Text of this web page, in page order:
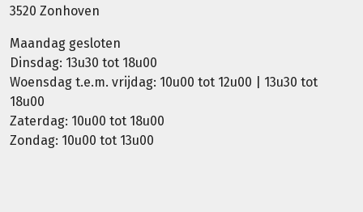
3520 Zonhoven
Maandag gesloten
Dinsdag: 13u30 tot 18u00
Woensdag t.e.m. vrijdag: 10u00 tot 12u00 | 13u30 tot
18u00
Zaterdag: 10u00 tot 18u00
Zondag: 10u00 tot 13u00